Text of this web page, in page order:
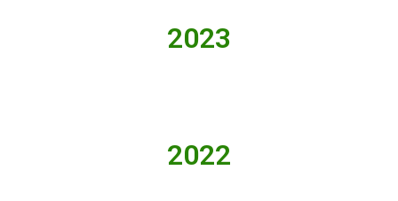
2023
2022